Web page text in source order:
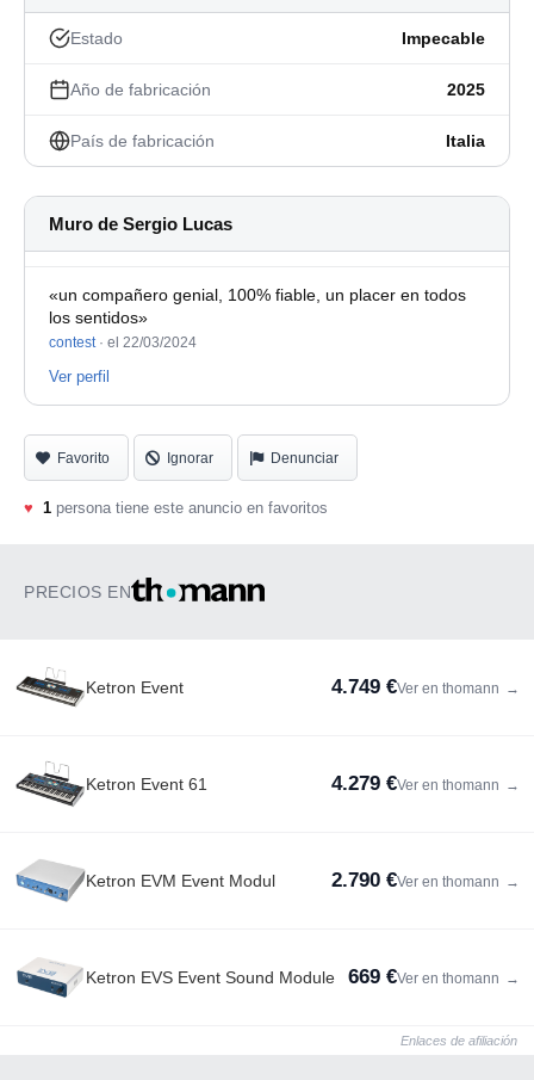
Estado Impecable
Año de fabricación 2025
País de fabricación Italia
Muro de Sergio Lucas
«un compañero genial, 100% fiable, un placer en todos
los sentidos»
contest· el 22/03/2024
Ver perfil
Favorito Ignorar Denunciar
♥ 1 persona tiene este anuncio en favoritos
PRECIOS EN
Ketron Event 4.749 €Ver en thomann →
Ketron Event 61 4.279 €Ver en thomann →
Ketron EVM Event Modul 2.790 €Ver en thomann →
Ketron EVS Event Sound Module 669 €Ver en thomann →
Enlaces de afiliación